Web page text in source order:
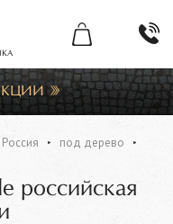
Россия
под дерево
российская